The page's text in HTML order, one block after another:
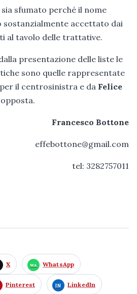
sfumato perché il nome
accettato dai
al tavolo delle trattative.
presentazione delle liste le
sono quelle rappresentate
per il centrosinistra e da Felice
Francesco Bottone
effebottone@gmail.com
tel: 3282757011
X WhatsApp
Pinterest LinkedIn